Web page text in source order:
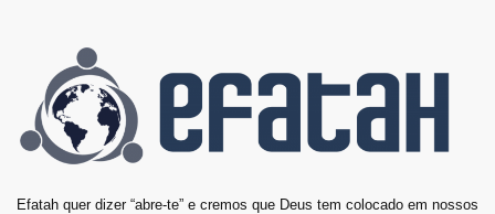
Efatah quer dizer “abre-te” e cremos que Deus tem colocado em nossos